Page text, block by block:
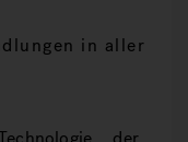
in aller